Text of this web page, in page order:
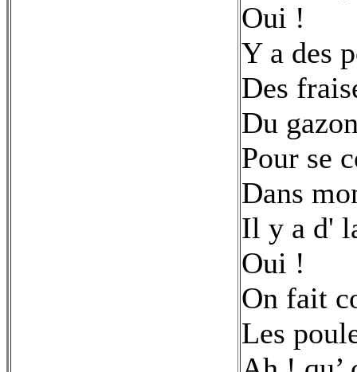
Oui !
Y a des
Des
Du
Pour se
Dans
Il y a d'
Oui !
On fait
Les